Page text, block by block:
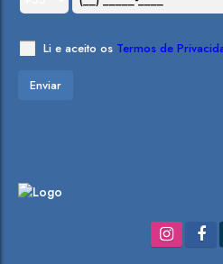
Li e aceito os Termos de